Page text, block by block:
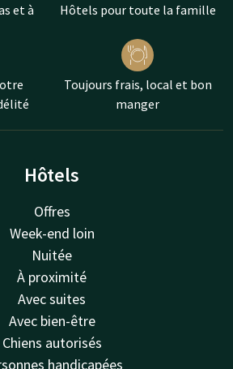
et à
Hôtels pour toute la famille
Toujours frais, local et bon
manger
Hôtels
Offres
Week-end loin
Nuitée
À proximité
Avec suites
Avec bien-être
Chiens autorisés
handicapées